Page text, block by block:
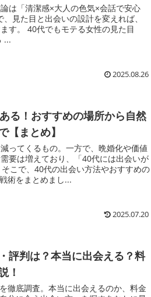
は「清潔感×大人の色気×会話で安心
見た目と出会いの設計を変えれば、
す。 40代でもモテる女性の見た目
...
2025.08.26
る！おすすめの場所から自然
【まとめ】
ってくるもの。一方で、晩婚化や価値
要は増えており、「40代には出会いが
こで、40代の出会い方法やおすすめの
術をまとめまし...
2025.07.20
評判は？本当に出会える？料
！
徹底調査。本当に出会えるのか、料金